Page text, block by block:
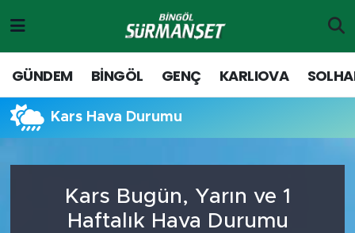
GÜNDEM BİNGÖL GENÇ KARLIOVA
Kars Hava Durumu
Kars Bugün, Yarın ve 1
Haftalık Hava Durumu
Genç
Solhan
Adaklı-Kiğı
Merkez Hava Durumu
Merkez Trafik Yoğunluk Haritası
Tüm Manşetler